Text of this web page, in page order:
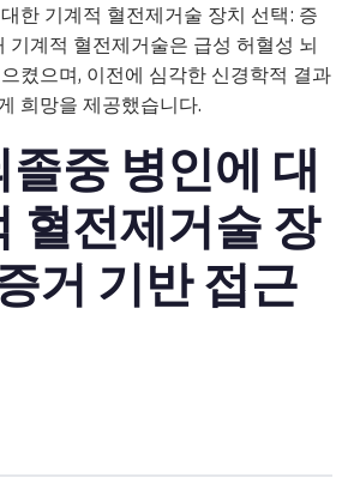
한 기계적 혈전제거술 장치 선택: 증
기계적 혈전제거술은 급성 허혈성 뇌
켰으며, 이전에 심각한 신경학적 결과
희망을 제공했습니다.
중 병인에 대
혈전제거술 장
거 기반 접근